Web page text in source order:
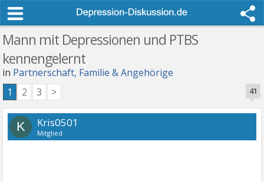
Mann mit Depressionen und PTBS
kennengelernt
in Partnerschaft, Familie & Angehörige
41
1 2 3 >
K Kris0501
Mitglied